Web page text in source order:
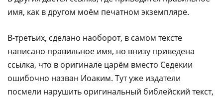
имя, как в другом моём печатном экземпляре.
В-третьих, сделано наоборот, в самом тексте
написано правильное имя, но внизу приведена
ссылка, что в оригинале царём вместо Седекии
ошибочно назван Иоаким. Тут уже издатели
посмели нарушить оригинальный библейский текст,